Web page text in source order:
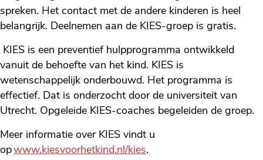
spreken. Het contact met de andere kinderen is heel
belangrijk. Deelnemen aan de KIES-groep is gratis.
KIES is een preventief hulpprogramma ontwikkeld
vanuit de behoefte van het kind. KIES is
wetenschappelijk onderbouwd. Het programma is
effectief. Dat is onderzocht door de universiteit van
Utrecht. Opgeleide KIES-coaches begeleiden de groep.
Meer informatie over KIES vindt u
opwww.kiesvoorhetkind.nl/kies.